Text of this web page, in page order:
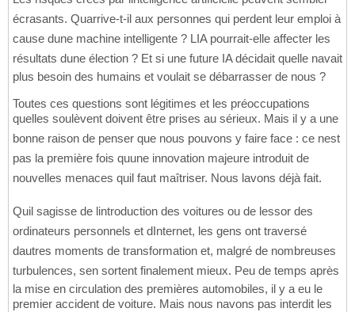
écrasants. Quarrive-t-il aux personnes qui perdent leur emploi à
cause dune machine intelligente ? LIA pourrait-elle affecter les
résultats dune élection ? Et si une future IA décidait quelle navait
plus besoin des humains et voulait se débarrasser de nous ?
Toutes ces questions sont légitimes et les préoccupations
quelles soulèvent doivent être prises au sérieux. Mais il y a une
bonne raison de penser que nous pouvons y faire face : ce nest
pas la première fois quune innovation majeure introduit de
nouvelles menaces quil faut maîtriser. Nous lavons déjà fait.
Quil sagisse de lintroduction des voitures ou de lessor des
ordinateurs personnels et dInternet, les gens ont traversé
dautres moments de transformation et, malgré de nombreuses
turbulences, sen sortent finalement mieux. Peu de temps après
la mise en circulation des premières automobiles, il y a eu le
premier accident de voiture. Mais nous navons pas interdit les